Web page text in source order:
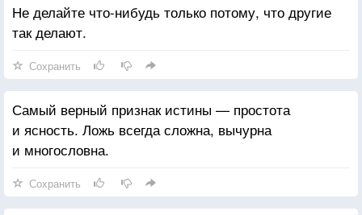
Не делайте что-нибудь только потому, что другие
так делают.
Сохранить
Самый верный признак истины — простота
и ясность. Ложь всегда сложна, вычурна
и многословна.
Сохранить